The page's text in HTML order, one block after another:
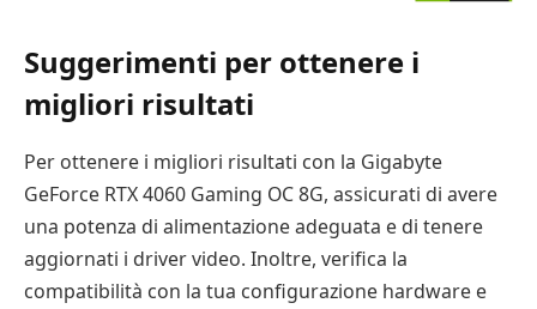
Suggerimenti per ottenere i
migliori risultati
Per ottenere i migliori risultati con la Gigabyte
GeForce RTX 4060 Gaming OC 8G, assicurati di avere
una potenza di alimentazione adeguata e di tenere
aggiornati i driver video. Inoltre, verifica la
compatibilità con la tua configurazione hardware e